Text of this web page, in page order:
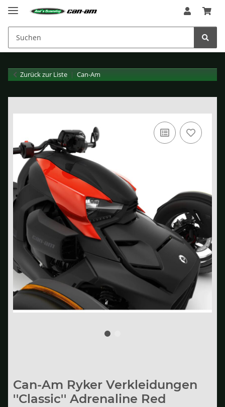
Zurück zur Liste Can-Am
Can-Am Ryker Verkleidungen
''Classic'' Adrenaline Red